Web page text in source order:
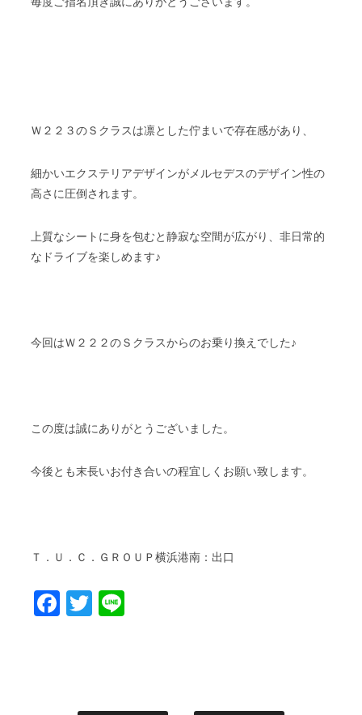
Ｗ２２３のＳクラスは凛とした佇まいで存在感があり、
細かいエクステリアデザインがメルセデスのデザイン性の
高さに圧倒されます。
上質なシートに身を包むと静寂な空間が広がり、非日常的
なドライブを楽しめます♪
今回はＷ２２２のＳクラスからのお乗り換えでした♪
この度は誠にありがとうございました。
今後とも末長いお付き合いの程宜しくお願い致します。
Ｔ．Ｕ．Ｃ．ＧＲＯＵＰ横浜港南：出口
Facebook
Twitter